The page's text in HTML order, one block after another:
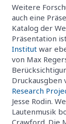
Weitere
auch eine
Katalog der
Präsentation
Institut war
von Max
Druckausgben
Research
Jesse Rodin.
Lautenmusik
Crawford. Die